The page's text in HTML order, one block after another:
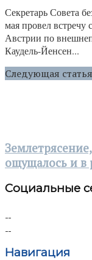
Секретарь Совета
мая провел встречу
Австрии по
Каудель-Йенсен...
Следующая статья
ощущалось и в
Социальные
Навигация